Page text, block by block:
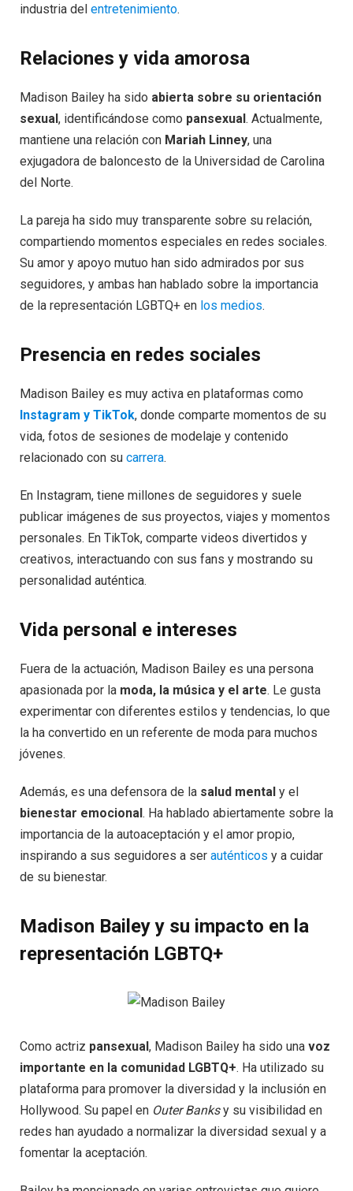
industria del entretenimiento.
Relaciones y vida amorosa
Madison Bailey ha sido abierta sobre su orientación
sexual , identificándose como pansexual . Actualmente,
mantiene una relación con Mariah Linney, una
exjugadora de baloncesto de la Universidad de Carolina
del Norte.
La pareja ha sido muy transparente sobre su relación,
compartiendo momentos especiales en redes sociales.
Su amor y apoyo mutuo han sido admirados por sus
seguidores, y ambas han hablado sobre la importancia
de la representación LGBTQ+ en los medios.
Presencia en redes sociales
Madison Bailey es muy activa en plataformas como
Instagram y TikTok, donde comparte momentos de su
vida, fotos de sesiones de modelaje y contenido
relacionado con su carrera.
En Instagram, tiene millones de seguidores y suele
publicar imágenes de sus proyectos, viajes y momentos
personales. En TikTok, comparte videos divertidos y
creativos, interactuando con sus fans y mostrando su
personalidad auténtica.
Vida personal e intereses
Fuera de la actuación, Madison Bailey es una persona
apasionada por la moda, la música y el arte. Le gusta
experimentar con diferentes estilos y tendencias, lo que
la ha convertido en un referente de moda para muchos
jóvenes.
Además, es una defensora de la salud mental y el
bienestar emocional. Ha hablado abiertamente sobre la
importancia de la autoaceptación y el amor propio,
inspirando a sus seguidores a ser auténticos y a cuidar
de su bienestar.
Madison Bailey y su impacto en la
representación LGBTQ+
Como actriz pansexual , Madison Bailey ha sido una voz
importante en la comunidad LGBTQ+. Ha utilizado su
plataforma para promover la diversidad y la inclusión en
Hollywood. Su papel en Outer Banksy su visibilidad en
redes han ayudado a normalizar la diversidad sexual y a
fomentar la aceptación.